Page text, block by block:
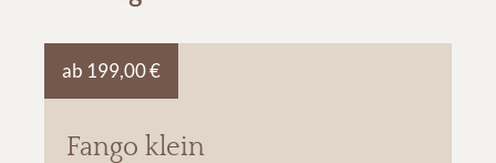
Fango klein
ab 199,00 €